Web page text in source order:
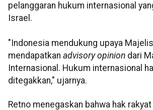
pelanggaran hukum internasional
Israel.
"Indonesia mendukung upaya
mendapatkan advisory opinion dari
Internasional. Hukum internasional
ditegakkan," ujarnya.
Retno menegaskan bahwa hak